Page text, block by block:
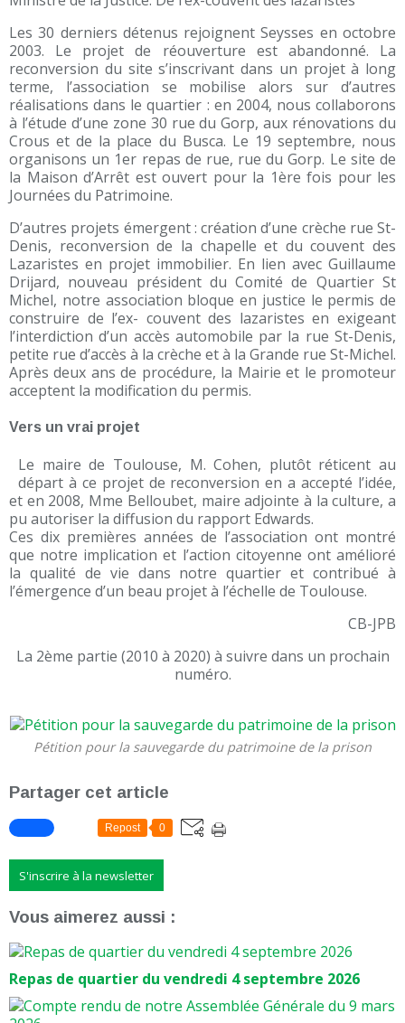
Les 30 derniers détenus rejoignent Seysses en octobre
2003. Le projet de réouverture est abandonné. La
reconversion du site s’inscrivant dans un projet à long
terme, l’association se mobilise alors sur d’autres
réalisations dans le quartier : en 2004, nous collaborons
à l’étude d’une zone 30 rue du Gorp, aux rénovations du
Crous et de la place du Busca. Le 19 septembre, nous
organisons un 1er repas de rue, rue du Gorp. Le site de
la Maison d’Arrêt est ouvert pour la 1ère fois pour les
Journées du Patrimoine.
D’autres projets émergent : création d’une crèche rue St-
Denis, reconversion de la chapelle et du couvent des
Lazaristes en projet immobilier. En lien avec Guillaume
Drijard, nouveau président du Comité de Quartier St
Michel, notre association bloque en justice le permis de
construire de l’ex- couvent des lazaristes en exigeant
l’interdiction d’un accès automobile par la rue St-Denis,
petite rue d’accès à la crèche et à la Grande rue St-Michel.
Après deux ans de procédure, la Mairie et le promoteur
acceptent la modification du permis.
Vers un vrai projet
Le maire de Toulouse, M. Cohen, plutôt réticent au
départ à ce projet de reconversion en a accepté l’idée,
et en 2008, Mme Belloubet, maire adjointe à la culture, a
pu autoriser la diffusion du rapport Edwards.
Ces dix premières années de l’association ont montré
que notre implication et l’action citoyenne ont amélioré
la qualité de vie dans notre quartier et contribué à
l’émergence d’un beau projet à l’échelle de Toulouse.
CB-JPB
La 2ème partie (2010 à 2020) à suivre dans un prochain
numéro.
Pétition pour la sauvegarde du patrimoine de la prison
Partager cet article
Repost 0
S'inscrire à la newsletter
Vous aimerez aussi :
Repas de quartier du vendredi 4 septembre 2026